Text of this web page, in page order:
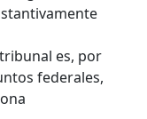
es, por
federales,